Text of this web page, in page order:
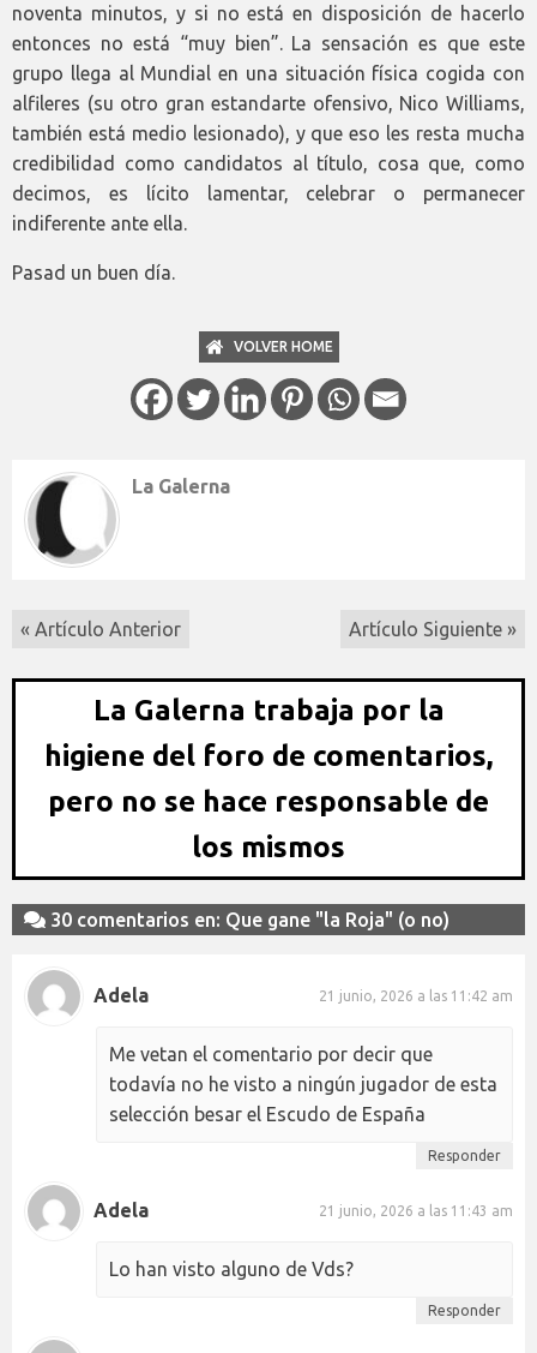
noventa minutos, y si no está en disposición de hacerlo
entonces no está “muy bien”. La sensación es que este
grupo llega al Mundial en una situación física cogida con
alfileres (su otro gran estandarte ofensivo, Nico Williams,
también está medio lesionado), y que eso les resta mucha
credibilidad como candidatos al título, cosa que, como
decimos, es lícito lamentar, celebrar o permanecer
indiferente ante ella.
Pasad un buen día.
VOLVER HOME
La Galerna
« Artículo Anterior Artículo Siguiente »
La Galerna trabaja por la
higiene del foro de comentarios,
pero no se hace responsable de
los mismos
30 comentarios en: Que gane "la Roja" (o no)
Adela 21 junio, 2026 a las 11:42 am
Me vetan el comentario por decir que
todavía no he visto a ningún jugador de esta
selección besar el Escudo de España
Responder
Adela 21 junio, 2026 a las 11:43 am
Lo han visto alguno de Vds?
Responder